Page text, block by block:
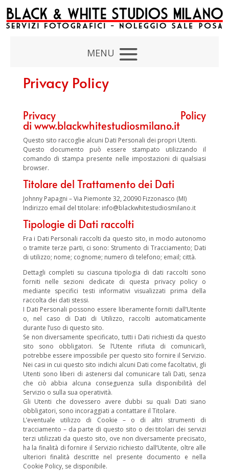
Privacy Policy
Privacy Policy
di www.blackwhitestudiosmilano.it
Questo sito raccoglie alcuni Dati Personali dei propri Utenti.
Questo documento può essere stampato utilizzando il
comando di stampa presente nelle impostazioni di qualsiasi
browser.
Titolare del Trattamento dei Dati
Johnny Papagni – Via Piemonte 32, 20090 Fizzonasco (MI)
Indirizzo email del titolare: info@blackwhitestudiosmilano.it
Tipologie di Dati raccolti
Fra i Dati Personali raccolti da questo sito, in modo autonomo
o tramite terze parti, ci sono: Strumento di Tracciamento; Dati
di utilizzo; nome; cognome; numero di telefono; email; città.
Dettagli completi su ciascuna tipologia di dati raccolti sono
forniti nelle sezioni dedicate di questa privacy policy o
mediante specifici testi informativi visualizzati prima della
raccolta dei dati stessi.
I Dati Personali possono essere liberamente forniti dall’Utente
o, nel caso di Dati di Utilizzo, raccolti automaticamente
durante l’uso di questo sito.
Se non diversamente specificato, tutti i Dati richiesti da questo
sito sono obbligatori. Se l’Utente rifiuta di comunicarli,
potrebbe essere impossibile per questo sito fornire il Servizio.
Nei casi in cui questo sito indichi alcuni Dati come facoltativi, gli
Utenti sono liberi di astenersi dal comunicare tali Dati, senza
che ciò abbia alcuna conseguenza sulla disponibilità del
Servizio o sulla sua operatività.
Gli Utenti che dovessero avere dubbi su quali Dati siano
obbligatori, sono incoraggiati a contattare il Titolare.
L’eventuale utilizzo di Cookie – o di altri strumenti di
tracciamento – da parte di questo sito o dei titolari dei servizi
terzi utilizzati da questo sito, ove non diversamente precisato,
ha la finalità di fornire il Servizio richiesto dall’Utente, oltre alle
ulteriori finalità descritte nel presente documento e nella
Cookie Policy, se disponibile.